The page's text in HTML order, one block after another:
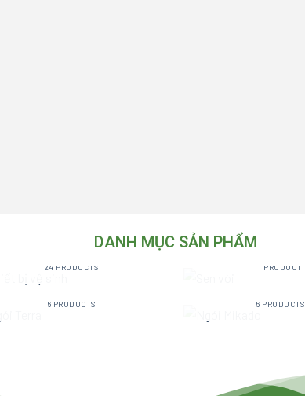
DANH MỤC SẢN PHẨM
24 PRODUCTS 1 PRODUCT
6 PRODUCTS 6 PRODUCTS